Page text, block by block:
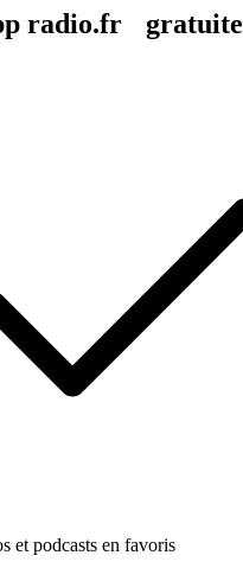
radio.fr gratuite
et podcasts en favoris